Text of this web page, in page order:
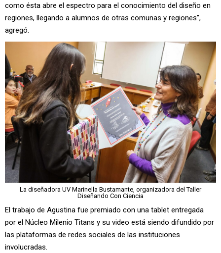
como ésta abre el espectro para el conocimiento del diseño en
regiones, llegando a alumnos de otras comunas y regiones”,
agregó.
La diseñadora UV Marinella Bustamante, organizadora del Taller
Diseñando Con Ciencia
El trabajo de Agustina fue premiado con una tablet entregada
por el Núcleo Milenio Titans y su video está siendo difundido por
las plataformas de redes sociales de las instituciones
involucradas.